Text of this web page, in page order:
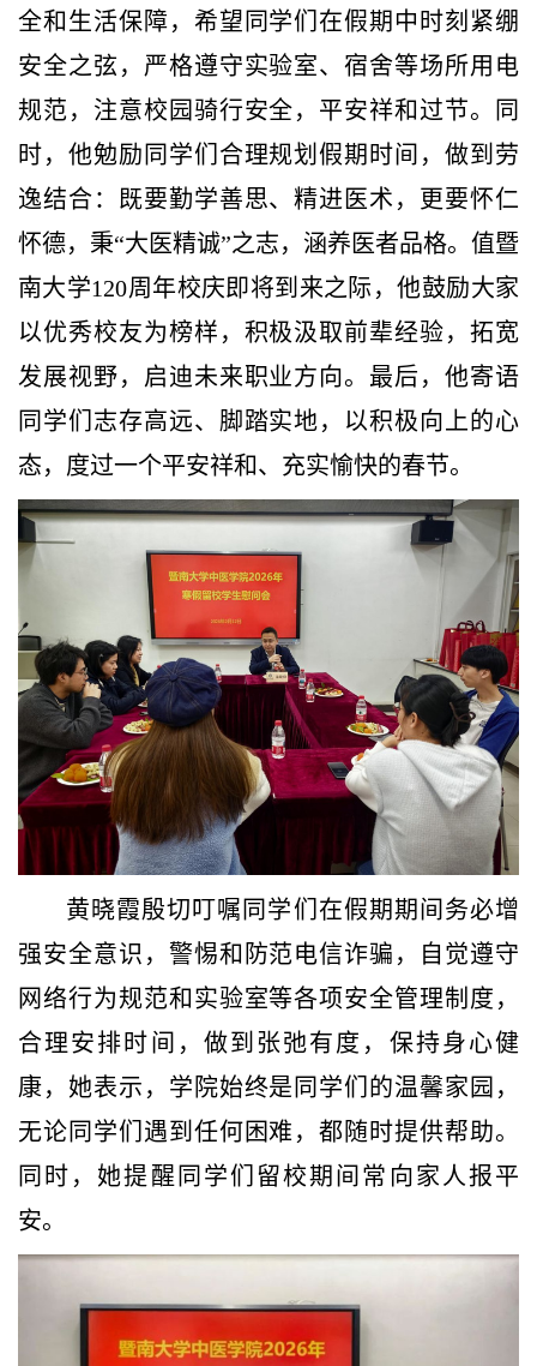
全和生活保障，希望同学们在假期中时刻紧绷
安全之弦，严格遵守实验室、宿舍等场所用电
规范，注意校园骑行安全，平安祥和过节。同
时，他勉励同学们合理规划假期时间，做到劳
逸结合：既要勤学善思、精进医术，更要怀仁
怀德，秉“大医精诚”之志，涵养医者品格。值暨
南大学120周年校庆即将到来之际，他鼓励大家
以优秀校友为榜样，积极汲取前辈经验，拓宽
发展视野，启迪未来职业方向。最后，他寄语
同学们志存高远、脚踏实地，以积极向上的心
态，度过一个平安祥和、充实愉快的春节。
黄晓霞殷切叮嘱同学们在假期期间务必增
强安全意识，警惕和防范电信诈骗，自觉遵守
网络行为规范和实验室等各项安全管理制度，
合理安排时间，做到张弛有度，保持身心健
康，她表示，学院始终是同学们的温馨家园，
无论同学们遇到任何困难，都随时提供帮助。
同时，她提醒同学们留校期间常向家人报平
安。